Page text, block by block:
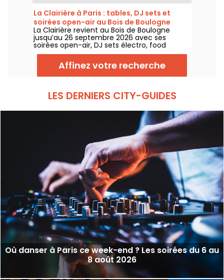
La Clairière à Paris : tables, DJ sets et
soirées open-air au Bois de Boulogne
La Clairière revient au Bois de Boulogne
jusqu’au 26 septembre 2026 avec ses
soirées open-air, DJ sets électro, food
trucks, zone chill et tables à réserver. Installé
au Domaine de Longchamp, ce club en plein
air parisien accueille le public les vendredis
et samedis soir, avec plusieurs temps forts
Affinez votre recherche
LES DERNIERS CITY-GUIDES
Où danser à Paris ce week-end ? Les soirées du 6 au
8 août 2026